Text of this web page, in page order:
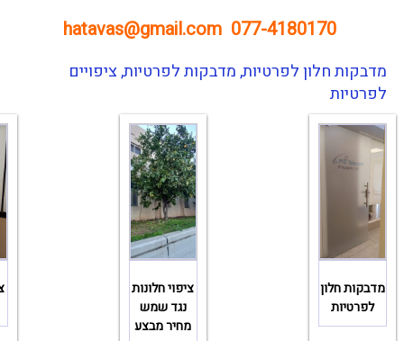
077-4180170
hatavas@gmail.com
מדבקות חלון לפרטיות, מדבקות לפרטיות, ציפויים
לפרטיות
מדבקות חלון
לפרטיות
ציפוי חלונות
נגד שמש
מחיר מבצע